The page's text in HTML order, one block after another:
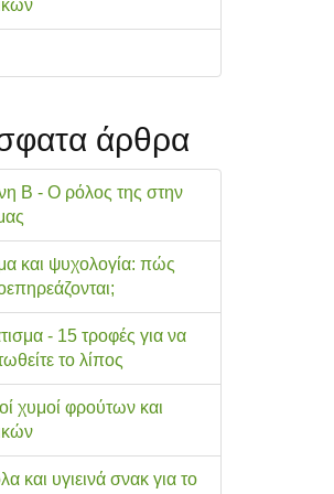
άρθρα
Β - Ο ρόλος της στην
και ψυχολογία: πώς
- 15 τροφές για να
το λίπος
χυμοί φρούτων και
και υγιεινά σνακ για το